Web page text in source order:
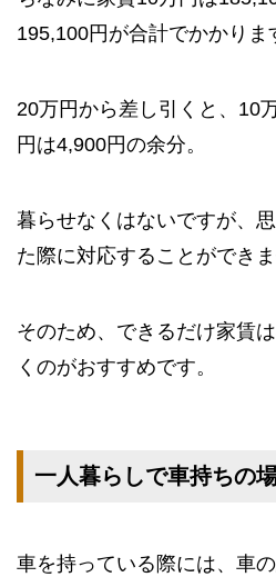
195,100円が合計でかかりま
20万円から差し引くと、10
円は4,900円の余分。
暮らせなくはないですが、
た際に対応することができま
そのため、できるだけ家賃
くのがおすすめです。
一人暮らしで車持ちの
車を持っている際には、車